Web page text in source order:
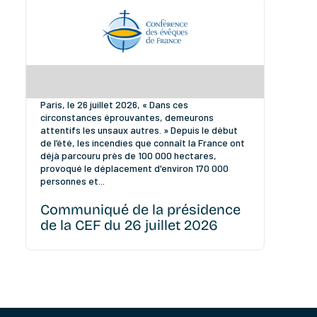
Communiqué de la présidence
de la CEF du 26 juillet 2026
Paris, le 26 juillet 2026, « Dans ces
circonstances éprouvantes, demeurons
attentifs les unsaux autres. » Depuis le début
de l’été, les incendies que connaît la France ont
déjà parcouru près de 100 000 hectares,
provoqué le déplacement d'environ 170 000
personnes et...